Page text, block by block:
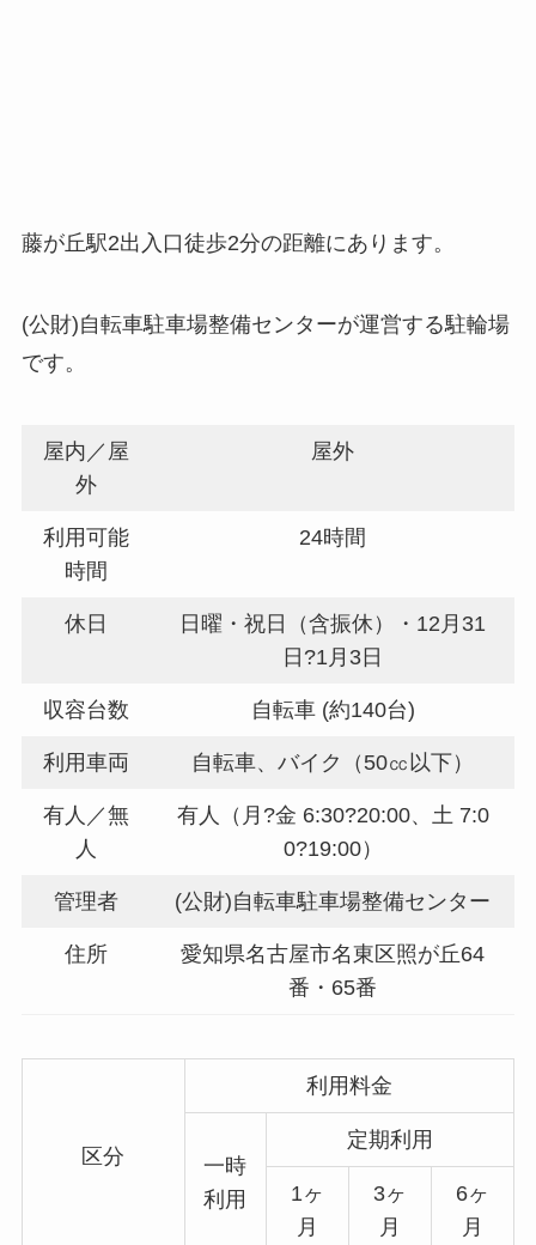
藤が丘駅2出入口徒歩2分の距離にあります。
(公財)自転車駐車場整備センターが運営する駐輪場
です。
屋内／屋
外
屋外
利用可能
時間
24時間
休日
日曜・祝日（含振休）・12月31
日?1月3日
収容台数 自転車 (約140台)
利用車両 自転車、バイク（50㏄以下）
有人／無
人
有人（月?金 6:30?20:00、土 7:0
0?19:00）
管理者 (公財)自転車駐車場整備センター
住所
愛知県名古屋市名東区照が丘64
番・65番
区分
利用料金
一時
利用
定期利用
1ヶ
月
3ヶ
月
6ヶ
月